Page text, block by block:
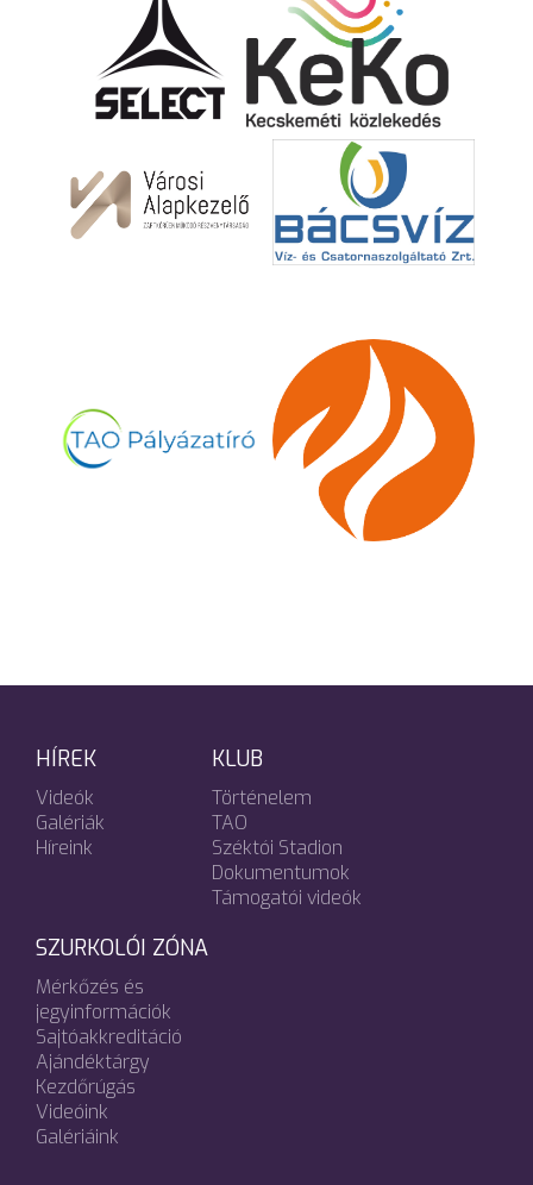
HÍREK
Videók
Galériák
Híreink
KLUB
Történelem
TAO
Széktói Stadion
Dokumentumok
Támogatói videók
SZURKOLÓI ZÓNA
Mérkőzés és
jegyinformációk
Sajtóakkreditáció
Ajándéktárgy
Kezdőrúgás
Videóink
Galériáink